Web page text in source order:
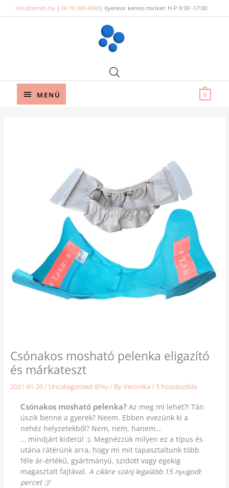
to
info@temiti.hu | 06 70 369 4340| Ilyenkor keress minket: H-P 9:30 -17:00
Below
MENÜ 0
Csónakos mosható pelenka eligazító
és márkateszt
2021-01-20/ Uncategorized @hu / ByVeronika / 5 hozzászólás
Csónakos mosható pelenka?Az meg mi lehet?! Tán
úszik benne a gyerek? Neem. Ebben evezünk ki a
nehéz helyzetekből? Nem, nem, hanem…
… mindjárt kiderül :). Megnézzük milyen ez a típus és
utána rátérünk arra, hogy mi mit tapasztaltunk több
féle ár-értékű, gyártmányú, szidott vagy egekig
magasztalt fajtával. A cikkre szánj legalább 15 nyugodt
percet :)!